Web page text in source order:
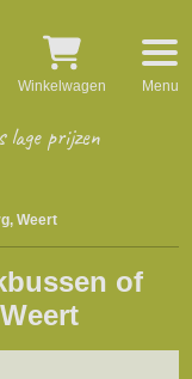
lage prijzen
Winkelwagen Menu
Weert
of